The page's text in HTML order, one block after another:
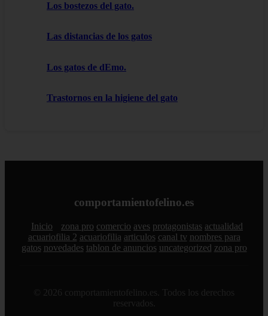
Los bostezos del gato.
Las distancias de los gatos
Los gatos de dEmo.
Trastornos en la higiene del gato
comportamientofelino.es
Inicio zona pro comercio aves protagonistas actualidad
acuariofilia 2 acuariofilia articulos canal tv nombres para
gatos novedades tablon de anuncios uncategorized zona pro
© 2026 comportamientofelino.es. Todos los derechos
reservados.